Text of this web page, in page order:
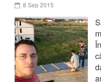
8 Sep 2015